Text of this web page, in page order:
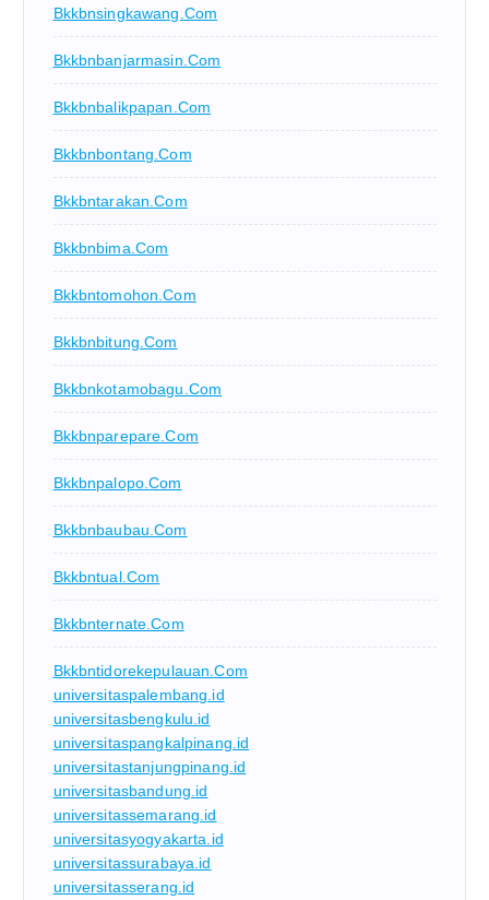
Bkkbnsingkawang.com
Bkkbnbanjarmasin.com
Bkkbnbalikpapan.com
Bkkbnbontang.com
Bkkbntarakan.com
Bkkbnbima.com
Bkkbntomohon.com
Bkkbnbitung.com
Bkkbnkotamobagu.com
Bkkbnparepare.com
Bkkbnpalopo.com
Bkkbnbaubau.com
Bkkbntual.com
Bkkbnternate.com
Bkkbntidorekepulauan.com
universitaspalembang.id
universitasbengkulu.id
universitaspangkalpinang.id
universitastanjungpinang.id
universitasbandung.id
universitassemarang.id
universitasyogyakarta.id
universitassurabaya.id
universitasserang.id